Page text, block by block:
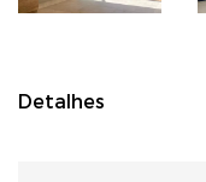
Detalhes